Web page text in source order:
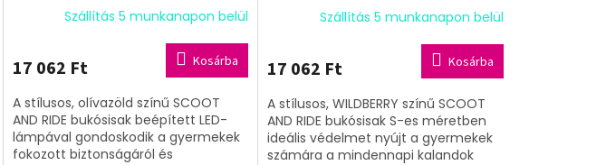
Szállítás 5 munkanapon belül
17 062 Ft Kosárba
A stílusos, olívazöld színű SCOOT
AND RIDE bukósisak beépített LED-
lámpával gondoskodik a gyermekek
fokozott biztonságáról és
Szállítás 5 munkanapon belül
17 062 Ft Kosárba
A stílusos, WILDBERRY színű SCOOT
AND RIDE bukósisak S-es méretben
ideális védelmet nyújt a gyermekek
számára a mindennapi kalandok